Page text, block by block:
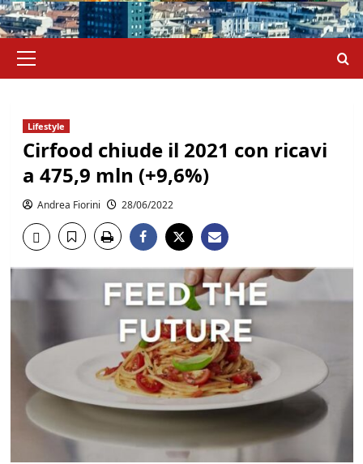
principale
Lifestyle
Cirfood chiude il 2021 con ricavi
a 475,9 mln (+9,6%)
Andrea Fiorini 28/06/2022